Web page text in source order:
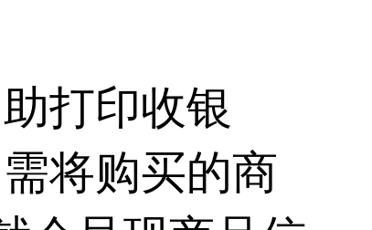
打印收银
将购买的商